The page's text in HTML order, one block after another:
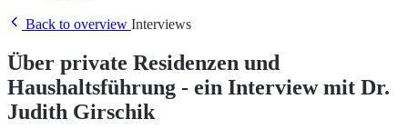
Back to overview Interviews
Über private Residenzen und
Haushaltsführung - ein Interview mit Dr.
Judith Girschik